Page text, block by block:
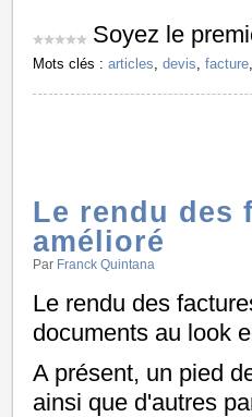
Soyez le
Mots clés : articles, devis, facture,
Le rendu des
amélioré
Par Franck Quintana
Le rendu des
documents au look
A présent, un pied
ainsi que d'autres